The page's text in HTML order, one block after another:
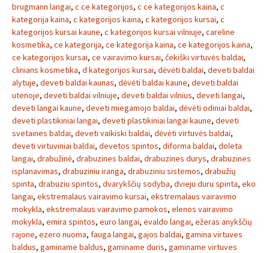
brugmann langai, c ce kategorijos, c ce kategorijos kaina, c
kategorija kaina, c kategorijos kaina, c kategorijos kursai, c
kategorijos kursai kaune, c kategorijos kursai vilniuje, careline
kosmetika, ce kategorija, ce kategorija kaina, ce kategorijos kaina,
ce kategorijos kursai, ce vairavimo kursai, čekiški virtuvės baldai,
clinians kosmetika, d kategorijos kursai, dėvėti baldai, deveti baldai
alytuje, deveti baldai kaunas, dėvėti baldai kaune, deveti baldai
utenoje, deveti baldai vilniuje, deveti baldai vilnius, deveti langai,
deveti langai kaune, deveti miegamojo baldai, dėvėti odiniai baldai,
deveti plastikiniai langai, deveti plastikiniai langai kaune, deveti
svetaines baldai, deveti vaikiski baldai, dėvėti virtuvės baldai,
deveti virtuviniai baldai, devetos spintos, diforma baldai, doleta
langai, drabužinė, drabuzines baldai, drabuzines durys, drabuzines
isplanavimas, drabuziniu iranga, drabuziniu sistemos, drabužių
spinta, drabuziu spintos, dvarykščių sodyba, dvieju duru spinta, eko
langai, ekstremalaus vairavimo kursai, ekstremalaus vairavimo
mokykla, ekstremalaus vairavimo pamokos, elenos vairavimo
mokykla, emira spintos, euro langai, evaldo langai, ežeras anykščių
rajone, ezero nuoma, fauga langai, gajos baldai, gamina virtuves
baldus, gaminame baldus, gaminame duris, gaminame virtuves